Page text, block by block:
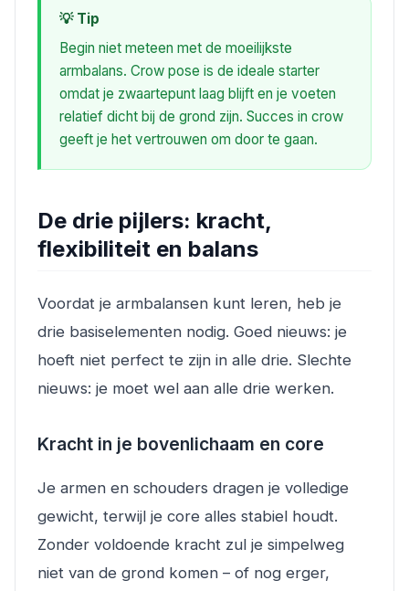
💡 Tip
Begin niet meteen met de moeilijkste
armbalans. Crow pose is de ideale starter
omdat je zwaartepunt laag blijft en je voeten
relatief dicht bij de grond zijn. Succes in crow
geeft je het vertrouwen om door te gaan.
De drie pijlers: kracht,
flexibiliteit en balans
Voordat je armbalansen kunt leren, heb je
drie basiselementen nodig. Goed nieuws: je
hoeft niet perfect te zijn in alle drie. Slechte
nieuws: je moet wel aan alle drie werken.
Kracht in je bovenlichaam en core
Je armen en schouders dragen je volledige
gewicht, terwijl je core alles stabiel houdt.
Zonder voldoende kracht zul je simpelweg
niet van de grond komen – of nog erger,